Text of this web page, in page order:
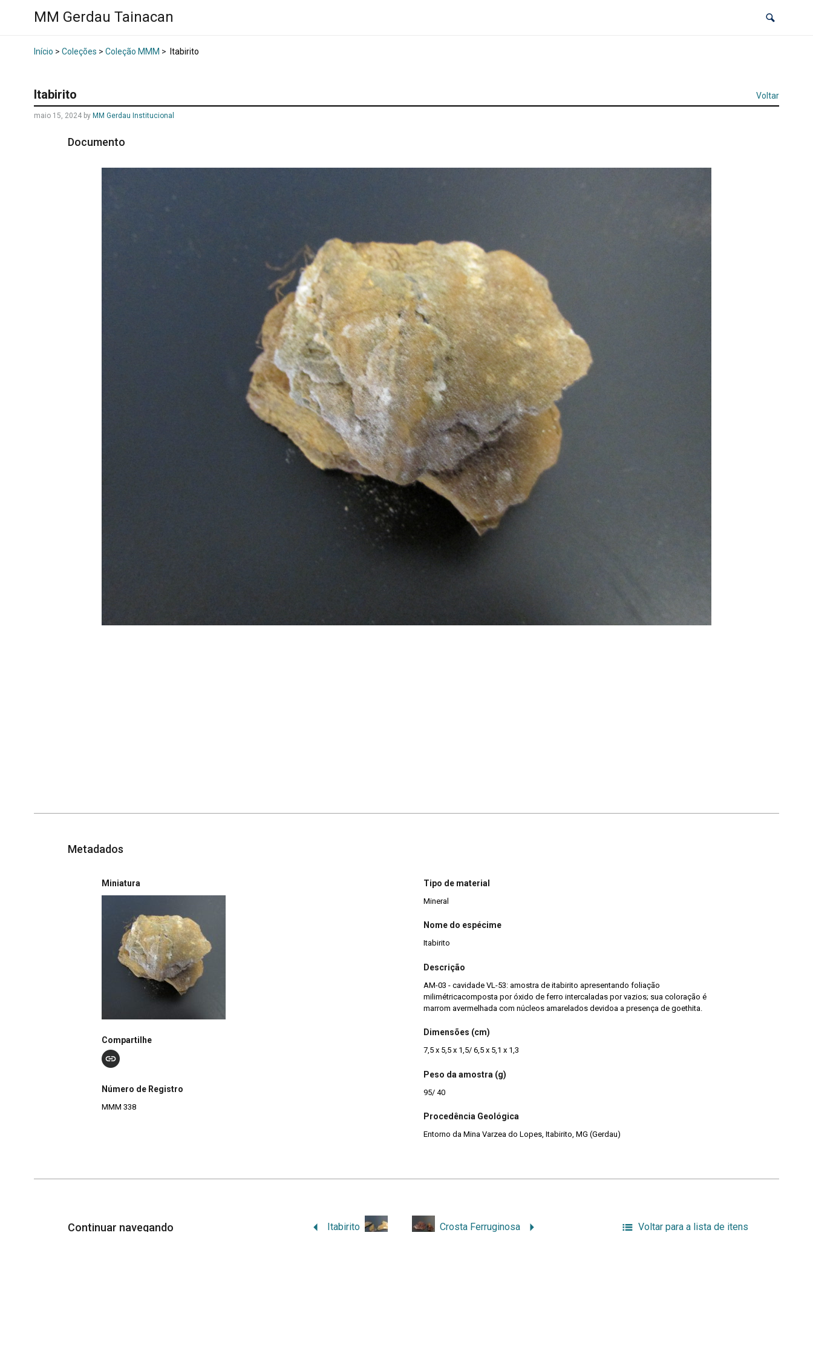
MM Gerdau Tainacan
Início > Coleções > Coleção MMM > Itabirito
Itabirito Voltar
maio 15, 2024 by MM Gerdau Institucional
Documento
Metadados
Miniatura
Compartilhe
Número de Registro
MMM 338
Tipo de material
Mineral
Nome do espécime
Itabirito
Descrição
AM-03 - cavidade VL-53: amostra de itabirito apresentando foliação
milimétricacomposta por óxido de ferro intercaladas por vazios; sua coloração é
marrom avermelhada com núcleos amarelados devidoa a presença de goethita.
Dimensões (cm)
7,5 x 5,5 x 1,5/ 6,5 x 5,1 x 1,3
Peso da amostra (g)
95/ 40
Procedência Geológica
Entorno da Mina Varzea do Lopes, Itabirito, MG (Gerdau)
Continuar navegando Itabirito Crosta Ferruginosa Voltar para a lista de itens